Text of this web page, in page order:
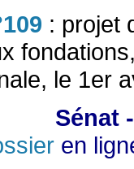
: projet
le 1er
Sénat
en